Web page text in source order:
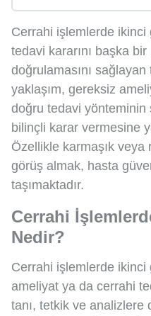
Cerrahi işlemlerde ikinci
tedavi kararını başka
doğrulamasını sağlayan
yaklaşım, gereksiz
doğru tedavi yönteminin
bilinçli karar vermesine
Özellikle karmaşık
görüş almak, hasta
taşımaktadır.
Cerrahi
Nedir?
Cerrahi işlemlerde ikinci
ameliyat ya da cerrahi
tanı, tetkik ve analizlere